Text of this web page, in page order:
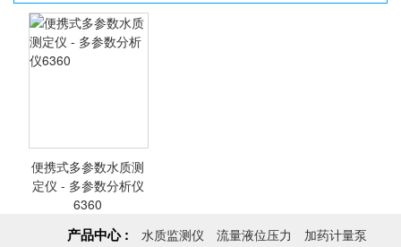
便携式多参数水质测
定仪 - 多参数分析仪
6360
产品中心 : 水质监测仪 流量液位压力
加药计量泵